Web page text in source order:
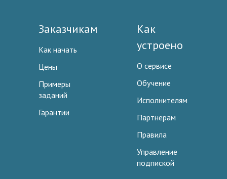
Заказчикам
Как начать
Цены
Примеры
заданий
Гарантии
Как
устроено
О сервисе
Обучение
Исполнителям
Партнерам
Правила
Управление
подпиской